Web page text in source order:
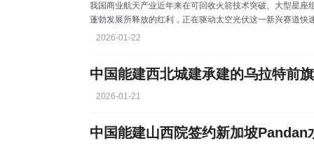
我国商业航天产业近年来在可回收火箭技术突破、大型星
蓬勃发展所释放的红利，正在驱动太空光伏这一新兴赛道
领域，太空光伏依托于太空持续光照的独特优势，实现远
2026-01-22
2026-01-21
中国能建山西院签约新加坡Pandan